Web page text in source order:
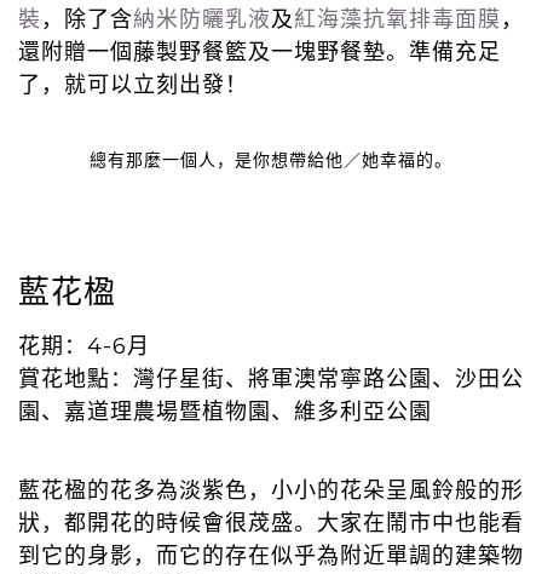
裝 ，除了含納米防曬乳液及紅海藻抗氧排毒面膜 ，
還附贈一個藤製野餐籃及一塊野餐墊。準備充足
了，就可以立刻出發！
總有那麼一個人，是你想帶給他／她幸福的。
藍花楹
花期：4-6月
賞花地點：灣仔星街、將軍澳常寧路公園、沙田公
園、嘉道理農場暨植物園、維多利亞公園
藍花楹的花多為淡紫色，小小的花朵呈風鈴般的形
狀，都開花的時候會很荗盛。大家在鬧市中也能看
到它的身影，而它的存在似乎為附近單調的建築物